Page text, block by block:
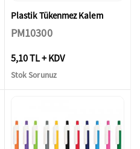
Plastik Tükenmez Kalem
PM10300
5,10 TL + KDV
Stok Sorunuz